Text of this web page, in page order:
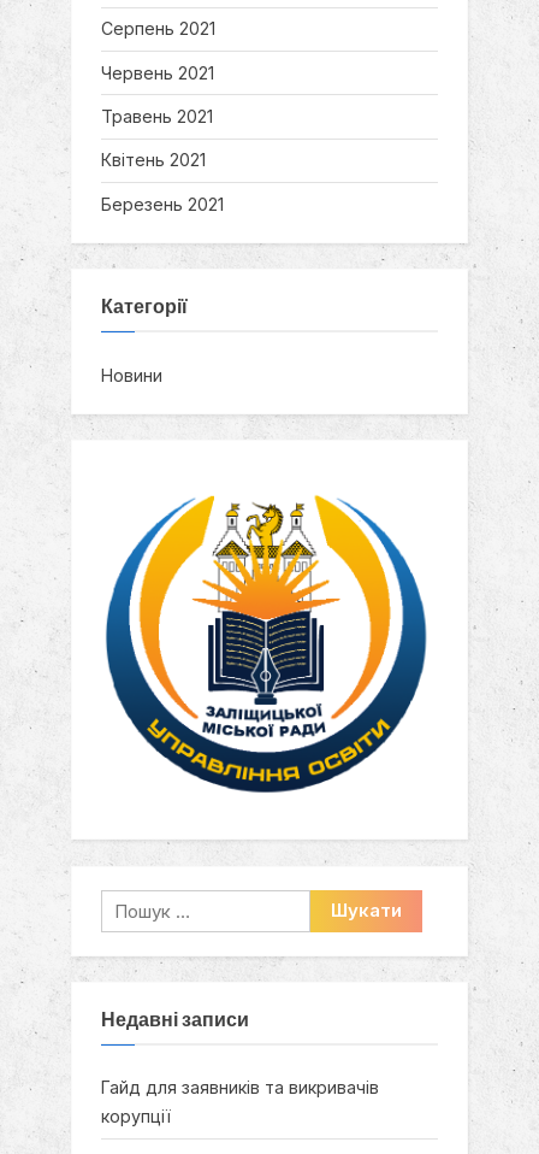
Серпень 2021
Червень 2021
Травень 2021
Квітень 2021
Березень 2021
Категорії
Новини
Пошук:
Недавні записи
Гайд для заявників та викривачів
корупції